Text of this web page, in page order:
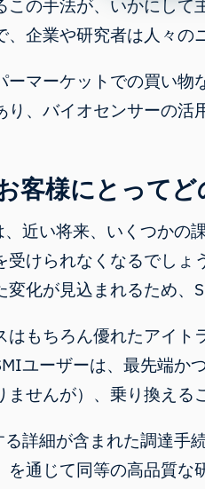
この手法が、いかにし
企業や研究者は人々の
ーマーケットでの買い
、バイオセンサーの活
客様にとって
近い将来、いくつかの
受けられなくなるでし
化が見込まれるため、
もちろん優れたアイ
ユーザーは、最先端
せんが）、乗り換える
詳細が含まれた調達手
通じて同等の高品質